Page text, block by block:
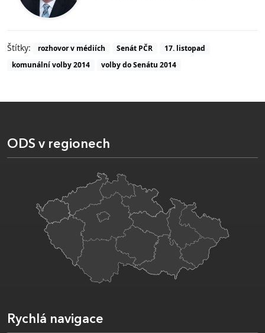
Štítky: rozhovor v médiích Senát PČR
17. listopad
komunální volby 2014
volby do Senátu 2014
ODS v regionech
Rychlá navigace